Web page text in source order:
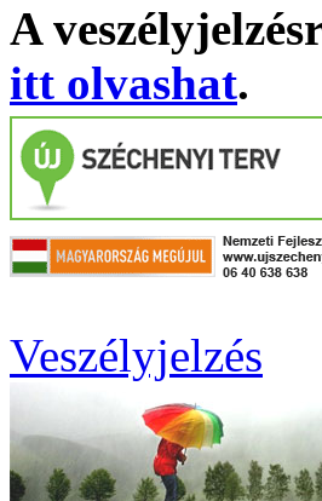
A
itt olvashat.
Veszélyjelzés